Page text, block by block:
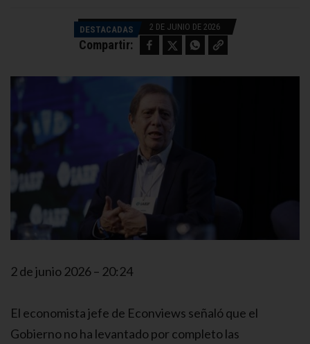
DESTACADAS 2 DE JUNIO DE 2026
Compartir: Facebook Twitter WhatsApp Copy link
2 de junio 2026 – 20:24
El economista jefe de Econviews señaló que el
Gobierno no ha levantado por completo las